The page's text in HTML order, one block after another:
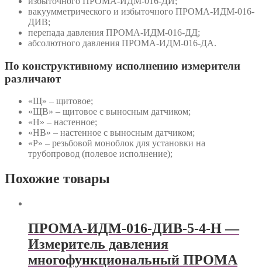
вакуумметрического и избыточного ПРОМА-ИДМ-016-
ДИВ;
перепада давления ПРОМА-ИДМ-016-ДД;
абсолютного давления ПРОМА-ИДМ-016-ДА.
По конструктивному исполнению измерители
различают
«Щ» – щитовое;
«ЩВ» – щитовое с выносным датчиком;
«Н» – настенное;
«НВ» – настенное с выносным датчиком;
«Р» – резьбовой моноблок для установки на
трубопровод (полевое исполнение);
Похожие товары
ПРОМА-ИДМ-016-ДИВ-5-4-Н —
Измеритель давления
многофункциональный ПРОМА